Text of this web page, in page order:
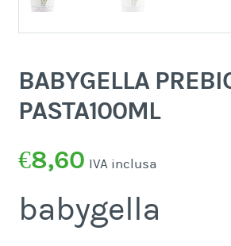
BABYGELLA
PASTA100ML
€8,60 IVA inclusa
babygella